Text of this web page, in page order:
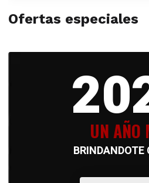
Ofertas especiales
UN AÑO
BRINDANDOTE